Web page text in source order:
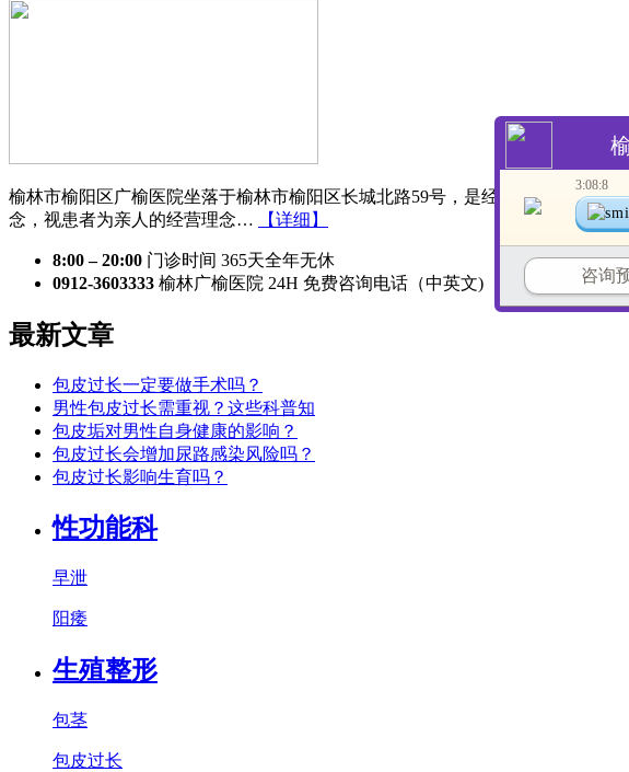
榆林市榆阳区广榆医院坐落于榆林市榆阳区长城北路59号，是经市卫生主管部
念，视患者为亲人的经营理念…
【详细】
8:00 – 20:00 门诊时间 365天全年无休
0912-3603333 榆林广榆医院 24H 免费咨询电话（中英文)
最新文章
包皮过长一定要做手术吗？
男性包皮过长需重视？这些科普知
包皮垢对男性自身健康的影响？
包皮过长会增加尿路感染风险吗？
包皮过长影响生育吗？
性功能科
早泄
阳痿
生殖整形
包茎
包皮过长
3:44:11
请讲
咨询